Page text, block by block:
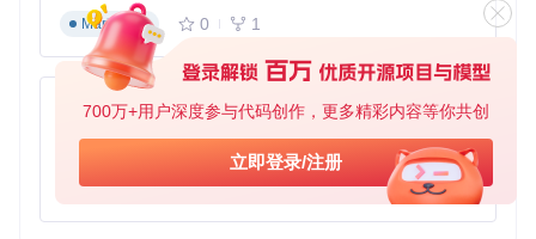
700万+用户深度参与代码创作，更多精彩内容等你共创
立即登录/注册
Markdown
0 1
py-xiaozhi
基于Python的Xiaozhi AI，适用于想要完整Xiaozhi体验而无需拥有专用硬件的用户。
Python
0 1